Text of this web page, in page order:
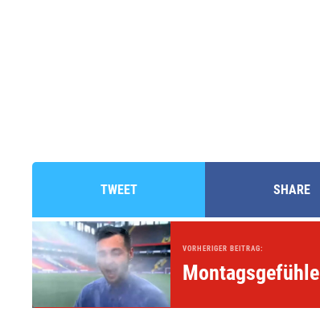
TWEET SHARE
VORHERIGER BEITRAG:
Montagsgefühle